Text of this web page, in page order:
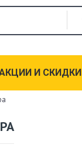
И СКИДКИ